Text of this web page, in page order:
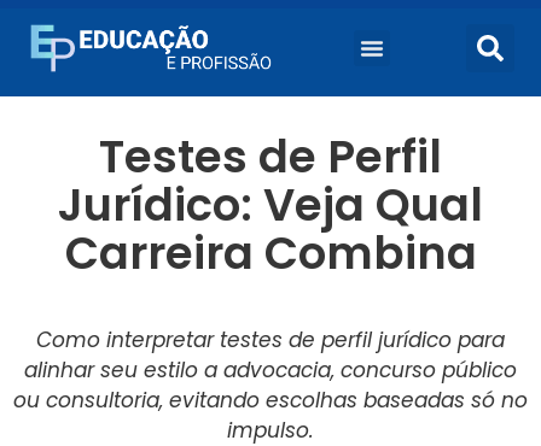
Testes de Perfil
Jurídico: Veja Qual
Carreira Combina
Como interpretar testes de perfil jurídico para
alinhar seu estilo a advocacia, concurso público
ou consultoria, evitando escolhas baseadas só no
impulso.